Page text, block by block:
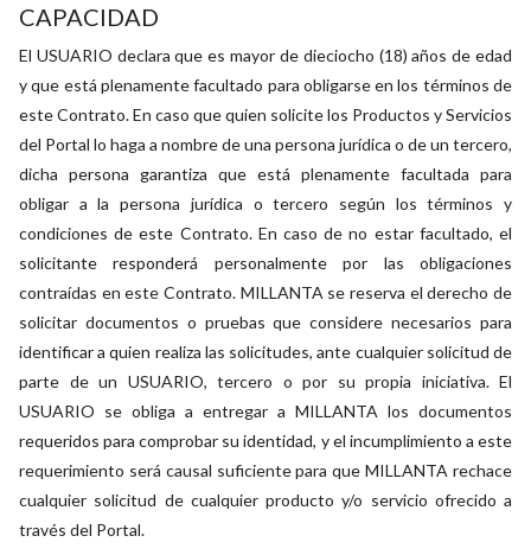
CAPACIDAD
El USUARIO declara que es mayor de dieciocho (18) años de edad
y que está plenamente facultado para obligarse en los términos de
este Contrato. En caso que quien solicite los Productos y Servicios
del Portal lo haga a nombre de una persona jurídica o de un tercero,
dicha persona garantiza que está plenamente facultada para
obligar a la persona jurídica o tercero según los términos y
condiciones de este Contrato. En caso de no estar facultado, el
solicitante responderá personalmente por las obligaciones
contraídas en este Contrato. MILLANTA se reserva el derecho de
solicitar documentos o pruebas que considere necesarios para
identificar a quien realiza las solicitudes, ante cualquier solicitud de
parte de un USUARIO, tercero o por su propia iniciativa. El
USUARIO se obliga a entregar a MILLANTA los documentos
requeridos para comprobar su identidad, y el incumplimiento a este
requerimiento será causal suficiente para que MILLANTA rechace
cualquier solicitud de cualquier producto y/o servicio ofrecido a
través del Portal.